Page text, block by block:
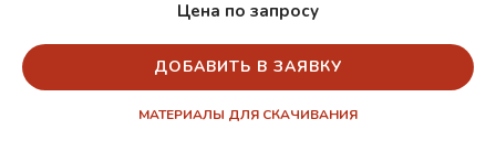
Цена по запросу
ДОБАВИТЬ В ЗАЯВКУ
МАТЕРИАЛЫ ДЛЯ СКАЧИВАНИЯ